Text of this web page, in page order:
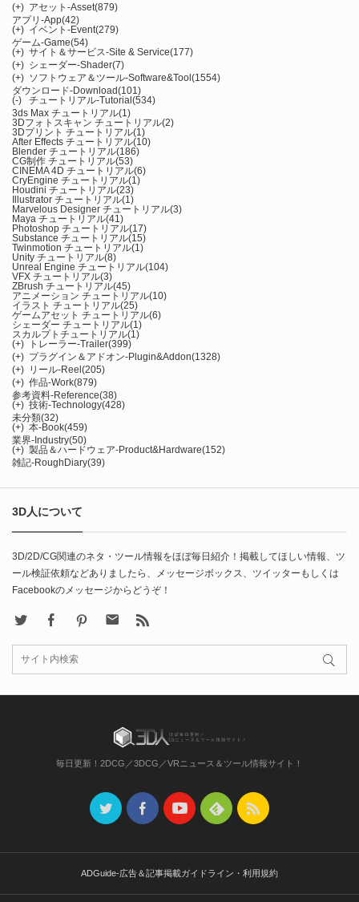
(+) アセット-Asset(879)
アプリ-App(42)
(+) イベント-Event(279)
ゲーム-Game(54)
(+) サイト＆サービス-Site & Service(177)
(+) シェーダー-Shader(7)
(+) ソフトウェア＆ツール-Software&Tool (1554)
ダウンロード-Download(101)
(-)
チュートリアル-Tutorial (534)
3ds Max チュートリアル(1)
3Dフォトスキャン チュートリアル(2)
3Dプリント チュートリアル(1)
After Effects チュートリアル(10)
Blender チュートリアル(186)
CG制作 チュートリアル(53)
CINEMA 4D チュートリアル(6)
CryEngine チュートリアル(1)
Houdini チュートリアル(23)
Illustrator チュートリアル(1)
Marvelous Designer チュートリアル(3)
Maya チュートリアル(41)
Photoshop チュートリアル(17)
Substance チュートリアル(15)
Twinmotion チュートリアル(1)
Unity チュートリアル(8)
Unreal Engine チュートリアル(104)
VFX チュートリアル(3)
ZBrush チュートリアル(45)
アニメーション チュートリアル(10)
イラスト チュートリアル(25)
ゲームアセット チュートリアル(6)
シェーダー チュートリアル(1)
スカルプトチュートリアル(1)
(+)
トレーラー-Trailer(399)
(+) プラグイン＆アドオン-Plugin&Addon(1328)
(+) リール-Reel (205)
(+) 作品-Work(879)
参考資料-Reference(38)
(+) 技術-Technology(428)
未分類(32)
(+) 本-Book(459)
業界-Industry(50)
(+) 製品＆ハードウェア-Product&Hardware(152)
雑記-RoughDiary(39)
3D人について
3D/2D/CG関連のネタ・ツール情報をほぼ毎日紹介！掲載してほしい情報、ツ
ール検証依頼などありましたら、メッセージボックス、ツイッターもしくは
Facebookのメッセージからどうぞ！
FacebookPinterest Contact
毎日更新！2DCG／3DCG／VRニュース＆ツール情報サイト！
ADGuide-広告＆記事掲載ガイドライン・利用規約